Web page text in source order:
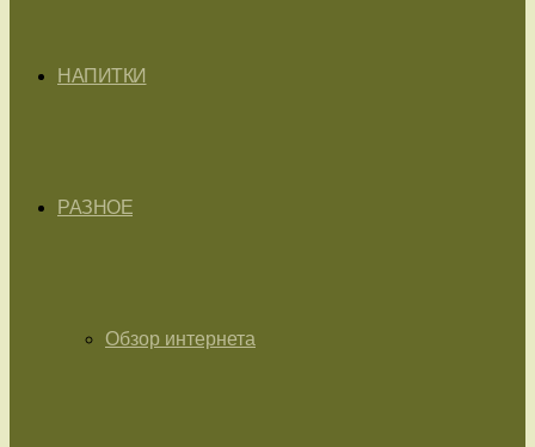
НАПИТКИ
РАЗНОЕ
Обзор интернета